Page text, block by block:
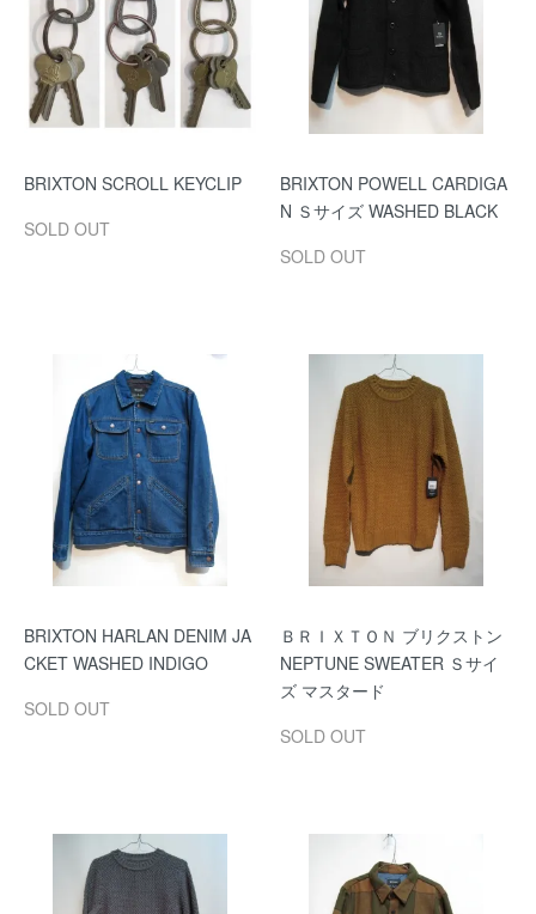
BRIXTON SCROLL KEYCLIP
SOLD OUT
BRIXTON POWELL CARDIGA
N Ｓサイズ WASHED BLACK
SOLD OUT
BRIXTON HARLAN DENIM JA
CKET WASHED INDIGO
SOLD OUT
ＢＲＩＸＴＯＮ ブリクストン
NEPTUNE SWEATER Ｓサイ
ズ マスタード
SOLD OUT